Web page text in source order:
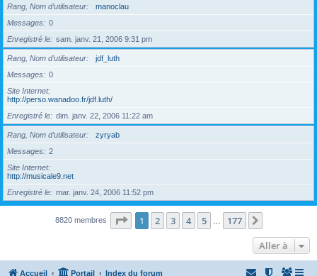
Rang, Nom d’utilisateur
manoclau
Messages
0
Enregistré le
sam. janv. 21, 2006 9:31 pm
Rang, Nom d’utilisateur
jdf_luth
Messages
0
Site Internet
http://perso.wanadoo.fr/jdf.luth/
Enregistré le
dim. janv. 22, 2006 11:22 am
Rang, Nom d’utilisateur
zyryab
Messages
2
Site Internet
http://musicale9.net
Enregistré le
mar. janv. 24, 2006 11:52 pm
8820 membres Page 1sur177
1 2 3 4 5 177
Aller à
Accueil Portail Index du forum